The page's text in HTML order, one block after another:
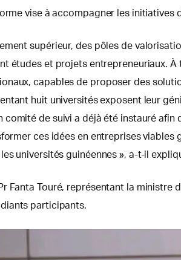
vise à accompagner les initiatives
supérieur, des pôles de
études et projets entrepreneuriaux.
capables de proposer des
huit universités exposent leur
comité de suivi a déjà été instauré
ces idées en entreprises
universités guinéennes », a-t-il
Fanta Touré, représentant la ministre
participants.